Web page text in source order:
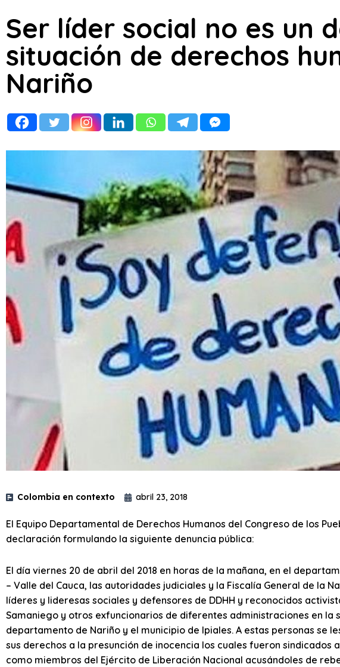
Ser líder social no es un
situación de derechos
Nariño
Colombia en contexto abril 23, 2018
El Equipo Departamental de Derechos Humanos del Congreso de los
declaración formulando la siguiente denuncia pública:
El día viernes 20 de abril del 2018 en horas de la mañana, en el
– Valle del Cauca, las autoridades judiciales y la Fiscalía General de la
líderes y lideresas sociales y defensores de DDHH y reconocidos
Samaniego y otros exfuncionarios de diferentes administraciones en la
departamento de Nariño y el municipio de Ipiales. A estas personas se
sus derechos a la presunción de inocencia los cuales fueron sindicados
como miembros del Ejército de Liberación Nacional acusándoles de